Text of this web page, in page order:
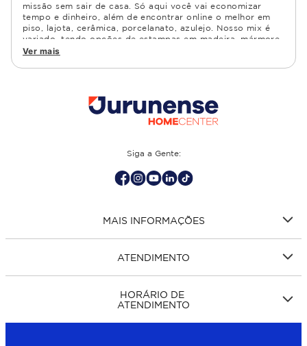
missão sem sair de casa. Só aqui você vai economizar
tempo e dinheiro, além de encontrar online o melhor em
piso, lajota, cerâmica, porcelanato, azulejo. Nosso mix é
variado, tendo opções de estampas em madeira, mármore,
granito, cimento, geométrico, e muito mais Confira as
cozinha, quarto, sala de estar.
Ver mais
Siga a Gente:
MAIS INFORMAÇÕES
ATENDIMENTO
HORÁRIO DE
ATENDIMENTO